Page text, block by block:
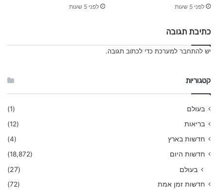
לפני 5 שעות לפני 5 שעות
כתיבת תגובה
יש להתחבר למערכת כדי לכתוב תגובה.
קטגוריות
בעולם
(1)
בריאות
(12)
חדשות בארץ
(4)
חדשות היום
(18,872)
בעולם (27)
חדשות זמן אמת
(72)